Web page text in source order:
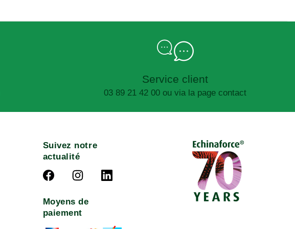
Service client
03 89 21 42 00 ou via la page contact
Suivez notre
actualité
Moyens de
paiement